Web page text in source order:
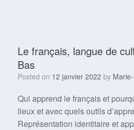
Le français, langue de
Bas
Posted on 12 janvier 2022 by
Qui apprend le français et
lieux et avec quels outils
Représentation identitaire et